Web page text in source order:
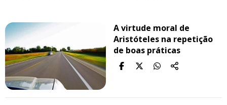
A virtude moral de
Aristóteles na repetição
de boas práticas